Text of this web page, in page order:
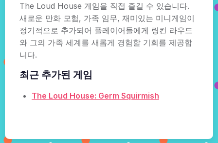
The Loud House 게임을 직접 즐길 수 있습니다.
새로운 만화 모험, 가족 임무, 재미있는 미니게임이
정기적으로 추가되어 플레이어들에게 링컨 라우드
와 그의 가족 세계를 새롭게 경험할 기회를 제공합
니다.
최근 추가된 게임
The Loud House: Germ Squirmish